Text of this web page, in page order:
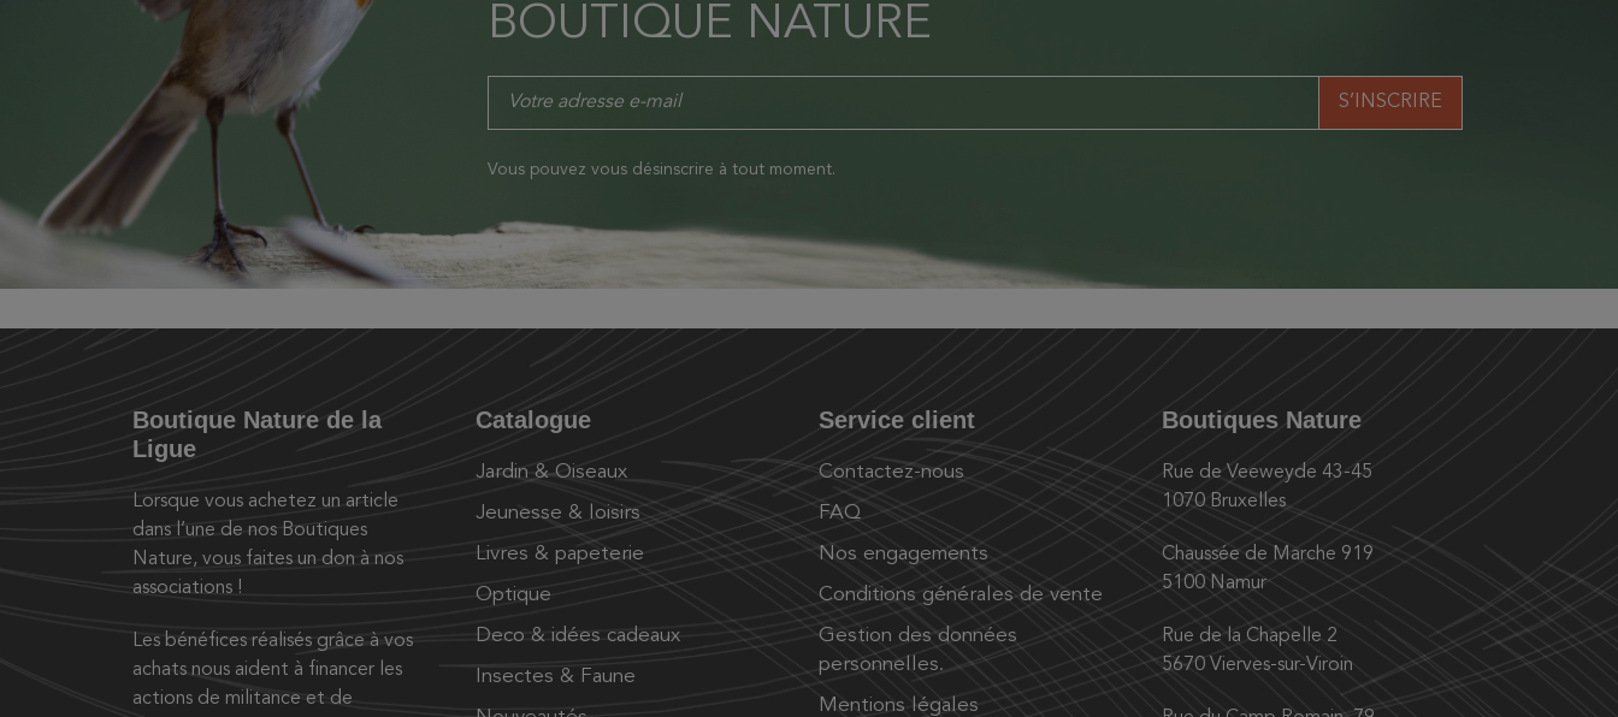
BOUTIQUE NATURE
Vous pouvez vous désinscrire à tout moment.
Boutique Nature de la
Ligue
Lorsque vous achetez un article
dans l’une de nos Boutiques
Nature, vous faites un don à nos
associations !
Les bénéfices réalisés grâce à vos
achats nous aident à financer les
actions de militance et de
Catalogue
Jardin & Oiseaux
Jeunesse & loisirs
Livres & papeterie
Optique
Deco & idées cadeaux
Insectes & Faune
Service client
Contactez-nous
FAQ
Nos engagements
Conditions générales de vente
Gestion des données
personnelles.
Mentions légales
Boutiques Nature
Rue de Veeweyde 43-45
1070 Bruxelles
Chaussée de Marche 919
5100 Namur
Rue de la Chapelle 2
5670 Vierves-sur-Viroin